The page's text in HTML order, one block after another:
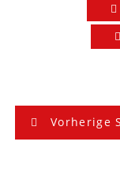
Vorherige